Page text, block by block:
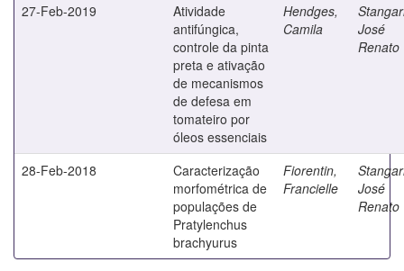
27-Feb-2019
Atividade
antifúngica,
controle da pinta
preta e ativação
de mecanismos
de defesa em
tomateiro por
óleos essenciais
Hendges,
Camila
José
Renato
28-Feb-2018
Caracterização
morfométrica de
populações de
Pratylenchus
brachyurus
Fiorentin,
Francielle
José
Renato